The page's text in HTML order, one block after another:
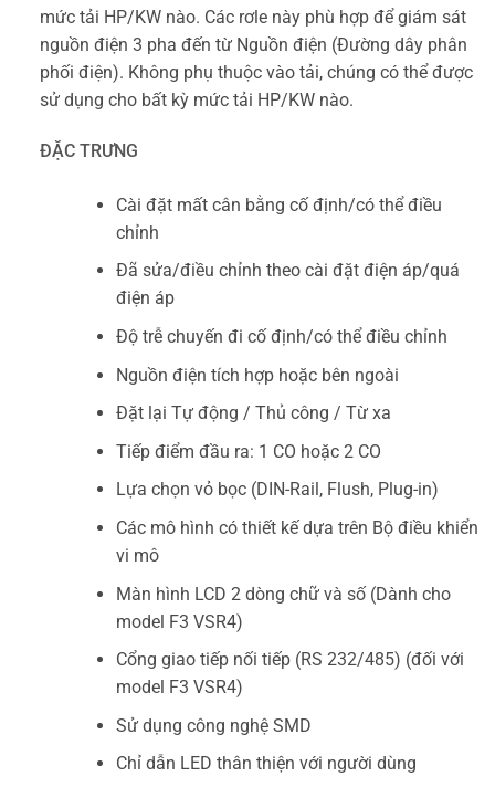
mức tải HP/KW nào. Các rơle này phù hợp để giám sát
nguồn điện 3 pha đến từ Nguồn điện (Đường dây phân
phối điện). Không phụ thuộc vào tải, chúng có thể được
sử dụng cho bất kỳ mức tải HP/KW nào.
ĐẶC TRƯNG
Cài đặt mất cân bằng cố định/có thể điều
chỉnh
Đã sửa/điều chỉnh theo cài đặt điện áp/quá
điện áp
Độ trễ chuyến đi cố định/có thể điều chỉnh
Nguồn điện tích hợp hoặc bên ngoài
Đặt lại Tự động / Thủ công / Từ xa
Tiếp điểm đầu ra: 1 CO hoặc 2 CO
Lựa chọn vỏ bọc (DIN-Rail, Flush, Plug-in)
Các mô hình có thiết kế dựa trên Bộ điều khiển
vi mô
Màn hình LCD 2 dòng chữ và số (Dành cho
model F3 VSR4)
Cổng giao tiếp nối tiếp (RS 232/485) (đối với
model F3 VSR4)
Sử dụng công nghệ SMD
Chỉ dẫn LED thân thiện với người dùng